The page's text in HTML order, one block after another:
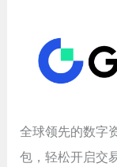
全球领先的数字
包，轻松开启交